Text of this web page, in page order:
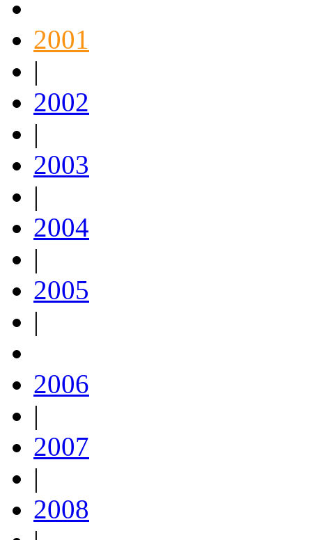
2001
|
2002
|
2003
|
2004
|
2005
|
2006
|
2007
|
2008